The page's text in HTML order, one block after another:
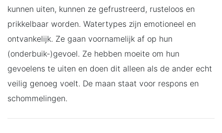
kunnen uiten, kunnen ze gefrustreerd, rusteloos en
prikkelbaar worden. Watertypes zijn emotioneel en
ontvankelijk. Ze gaan voornamelijk af op hun
(onderbuik-)gevoel. Ze hebben moeite om hun
gevoelens te uiten en doen dit alleen als de ander echt
veilig genoeg voelt. De maan staat voor respons en
schommelingen.